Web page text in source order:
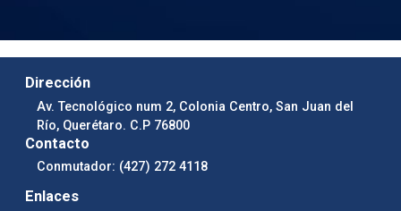
Dirección
Av. Tecnológico num 2, Colonia Centro, San Juan del
Río, Querétaro. C.P 76800
Contacto
Conmutador: (427) 272 4118
Enlaces